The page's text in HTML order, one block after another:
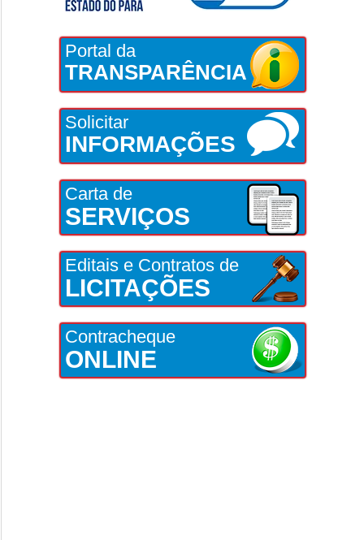
Portal da
TRANSPARÊNCIA
Solicitar
INFORMAÇÕES
Carta de
SERVIÇOS
Editais e Contratos de
LICITAÇÕES
Contracheque
ONLINE